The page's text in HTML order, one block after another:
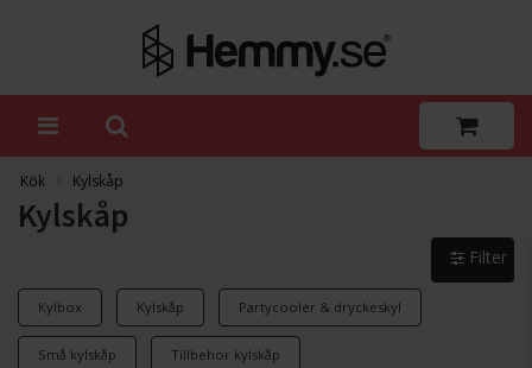
Kök Kylskåp
Kylskåp
Kylbox Kylskåp Partycooler & dryckeskyl
Små kylskåp Tillbehör kylskåp
Filter